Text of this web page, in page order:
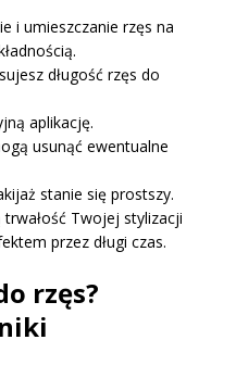
i umieszczanie rzęs na
długość rzęs do
aplikację.
usunąć ewentualne
stanie się prostszy.
Twojej stylizacji
przez długi czas.
rzęs?